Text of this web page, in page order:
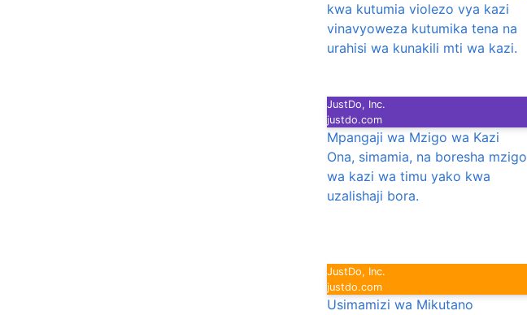
kwa kutumia violezo vya kazi
vinavyoweza kutumika tena na
urahisi wa kunakili mti wa kazi.
JustDo, Inc.
justdo.com
Mpangaji wa Mzigo wa Kazi
Ona, simamia, na boresha mzigo
wa kazi wa timu yako kwa
uzalishaji bora.
JustDo, Inc.
justdo.com
Usimamizi wa Mikutano